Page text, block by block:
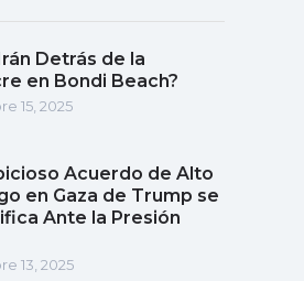
Detrás de la
en Bondi Beach?
15, 2025
Acuerdo de Alto
en Gaza de Trump se
Ante la Presión
13, 2025